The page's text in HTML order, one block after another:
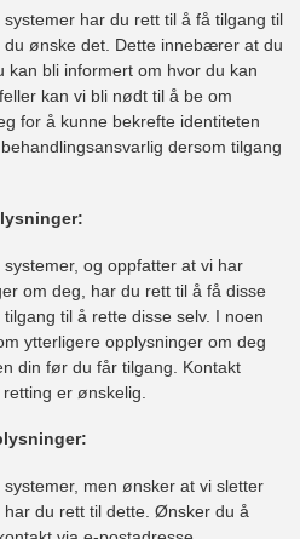
har du rett til å få tilgang til
ønske det. Dette innebærer at du
kan bli informert om hvor du kan
kan vi bli nødt til å be om
for å kunne bekrefte identiteten
dersom tilgang
og oppfatter at vi har
om deg, har du rett til å få disse
til å rette disse selv. I noen
ytterligere opplysninger om deg
din før du får tilgang. Kontakt
er ønskelig.
men ønsker at vi sletter
du rett til dette. Ønsker du å